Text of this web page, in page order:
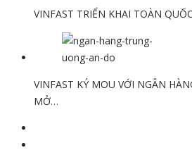
VINFAST TRIỂN KHAI TOÀN
VINFAST KÝ MOU VỚI NGÂN
MỞ…